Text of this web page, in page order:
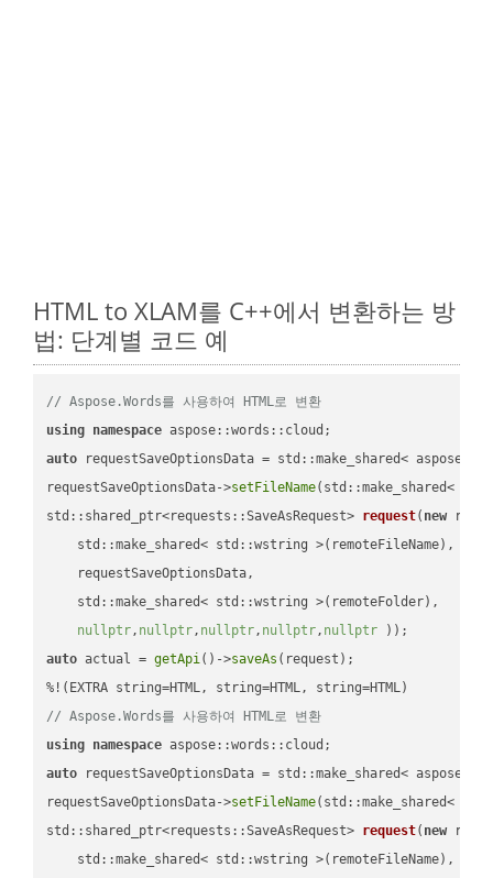
HTML to XLAM를 C++에서 변환하는 방
법: 단계별 코드 예
// Aspose.Words를 사용하여 HTML로 변환
using namespace
auto requestSaveOptionsData = std::make_shared<
requestSaveOptionsData->setFileName(std::make_shared<
std::shared_ptr<requests::SaveAsRequest> request( new
    std::make_shared< std::wstring >(remoteFileName),
    requestSaveOptionsData,
    std::make_shared< std::wstring >(remoteFolder),
nullptr, nullptr, nullptr, nullptr, nullptr ))
auto actual = getApi()->saveAs (request);
// Aspose.Words를 사용하여 HTML로 변환
using namespace
auto requestSaveOptionsData = std::make_shared<
requestSaveOptionsData->setFileName(std::make_shared<
std::shared_ptr<requests::SaveAsRequest> request( new
    std::make_shared< std::wstring >(remoteFileName),